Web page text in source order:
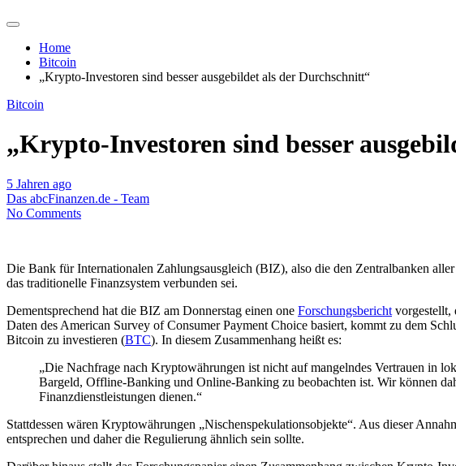
Home
Bitcoin
„Krypto-Investoren sind besser ausgebildet als der Durchschnitt“
Bitcoin
„Krypto-Investoren sind besser
5 Jahren ago
Das abcFinanzen.de - Team
No Comments
Die Bank für Internationalen Zahlungsausgleich (BIZ), also die den Zentralbanken
das traditionelle Finanzsystem verbunden sei.
Dementsprechend hat die BIZ am Donnerstag einen one Forschungsbericht vorgestellt,
Daten des American Survey of Consumer Payment Choice basiert, kommt zu dem
Bitcoin zu investieren (BTC). In diesem Zusammenhang heißt es:
„Die Nachfrage nach Kryptowährungen ist nicht auf mangelndes Vertrauen in
Bargeld, Offline-Banking und Online-Banking zu beobachten ist. Wir können
Finanzdienstleistungen dienen.“
Stattdessen wären Kryptowährungen „Nischenspekulationsobjekte“. Aus dieser
entsprechen und daher die Regulierung ähnlich sein sollte.